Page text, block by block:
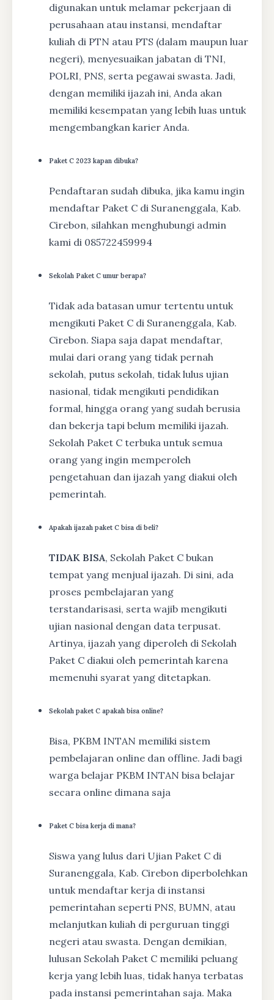
digunakan untuk melamar pekerjaan di
perusahaan atau instansi, mendaftar
kuliah di PTN atau PTS (dalam maupun luar
negeri), menyesuaikan jabatan di TNI,
POLRI, PNS, serta pegawai swasta. Jadi,
dengan memiliki ijazah ini, Anda akan
memiliki kesempatan yang lebih luas untuk
mengembangkan karier Anda.
Paket C 2023 kapan dibuka?
Pendaftaran sudah dibuka, jika kamu ingin
mendaftar Paket C di Suranenggala, Kab.
Cirebon, silahkan menghubungi admin
kami di 085722459994
Sekolah Paket C umur berapa?
Tidak ada batasan umur tertentu untuk
mengikuti Paket C di Suranenggala, Kab.
Cirebon. Siapa saja dapat mendaftar,
mulai dari orang yang tidak pernah
sekolah, putus sekolah, tidak lulus ujian
nasional, tidak mengikuti pendidikan
formal, hingga orang yang sudah berusia
dan bekerja tapi belum memiliki ijazah.
Sekolah Paket C terbuka untuk semua
orang yang ingin memperoleh
pengetahuan dan ijazah yang diakui oleh
pemerintah.
Apakah ijazah paket C bisa di beli?
TIDAK BISA, Sekolah Paket C bukan
tempat yang menjual ijazah. Di sini, ada
proses pembelajaran yang
terstandarisasi, serta wajib mengikuti
ujian nasional dengan data terpusat.
Artinya, ijazah yang diperoleh di Sekolah
Paket C diakui oleh pemerintah karena
memenuhi syarat yang ditetapkan.
Sekolah paket C apakah bisa online?
Bisa, PKBM INTAN memiliki sistem
pembelajaran online dan offline. Jadi bagi
warga belajar PKBM INTAN bisa belajar
secara online dimana saja
Paket C bisa kerja di mana?
Siswa yang lulus dari Ujian Paket C di
Suranenggala, Kab. Cirebon diperbolehkan
untuk mendaftar kerja di instansi
pemerintahan seperti PNS, BUMN, atau
melanjutkan kuliah di perguruan tinggi
negeri atau swasta. Dengan demikian,
lulusan Sekolah Paket C memiliki peluang
kerja yang lebih luas, tidak hanya terbatas
pada instansi pemerintahan saja. Maka